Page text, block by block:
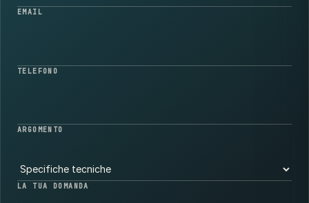
EMAIL
TELEFONO
ARGOMENTO
LA TUA DOMANDA